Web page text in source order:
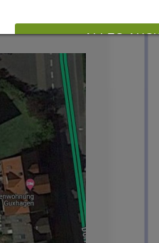
ALLES